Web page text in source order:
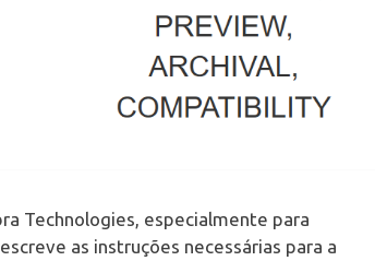
Technologies, especialmente para
as instruções necessárias para a